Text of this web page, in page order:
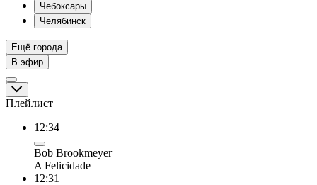
Чебоксары
Челябинск
Ещё города
В эфир
Плейлист
12:34
Bob Brookmeyer
A Felicidade
12:31